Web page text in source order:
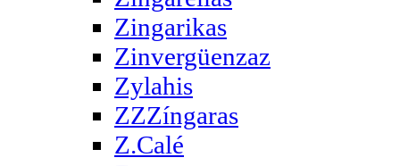
Zingarikas
Zinvergüenzaz
Zylahis
ZZZíngaras
Z.Calé